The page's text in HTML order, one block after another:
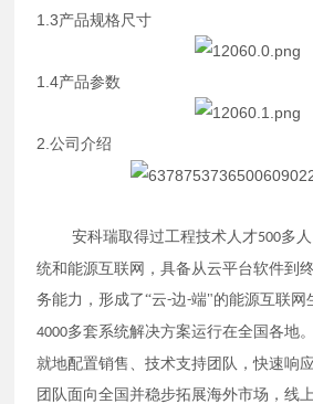
1.3产品规格尺寸
1.4产品参数
2.公司介绍
安科瑞取得过工程技术人才500多
统和能源互联网，具备从云平台软件到
务能力，形成了“云-边-端"的能源互联网
4000多套系统解决方案运行在全国各地
就地配置销售、技术支持团队，快速响
团队面向全国并稳步拓展海外市场，线